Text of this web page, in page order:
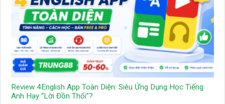
Review 4English App Toàn Diện: Siêu Ứng Dụng Học Tiếng
Anh Hay “Lời Đồn Thổi”?